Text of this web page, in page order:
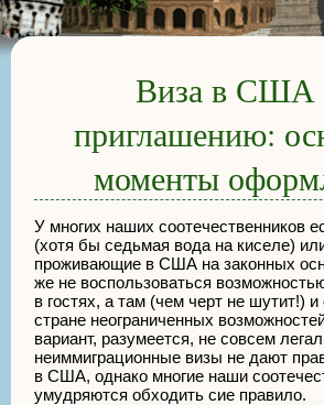
Виза в США
приглашению:
моменты
У многих наших соотечественников
(хотя бы седьмая вода на киселе)
проживающие в США на законных
же не воспользоваться
в гостях, а там (чем черт не шутит!) и
стране неограниченных
вариант, разумеется, не совсем
неиммиграционные визы не дают
в США, однако многие наши
умудряются обходить сие правило.